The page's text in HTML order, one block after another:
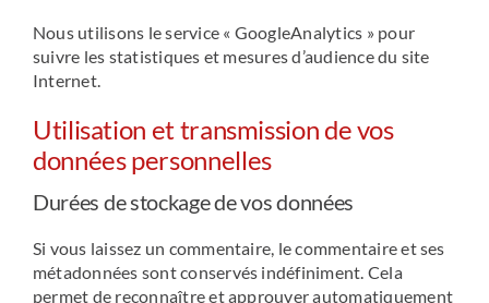
Nous utilisons le service « GoogleAnalytics » pour
suivre les statistiques et mesures d’audience du site
Internet.
Utilisation et transmission de vos
données personnelles
Durées de stockage de vos données
Si vous laissez un commentaire, le commentaire et ses
métadonnées sont conservés indéfiniment. Cela
permet de reconnaître et approuver automatiquement